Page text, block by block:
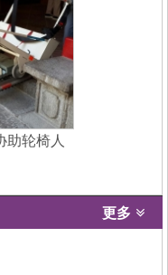
助轮椅人
更多